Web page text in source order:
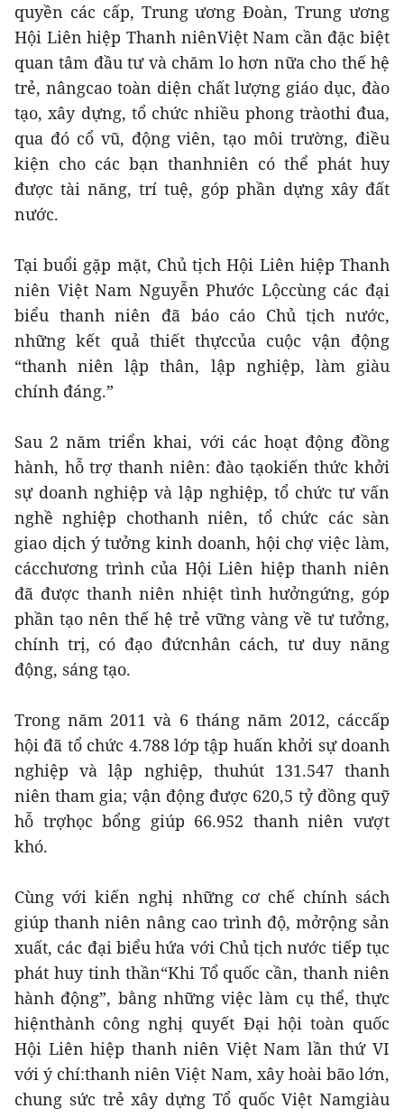
quyền các cấp, Trung ương Đoàn, Trung ương
Hội Liên hiệp Thanh niênViệt Nam cần đặc biệt
quan tâm đầu tư và chăm lo hơn nữa cho thế hệ
trẻ, nângcao toàn diện chất lượng giáo dục, đào
tạo, xây dựng, tổ chức nhiều phong tràothi đua,
qua đó cổ vũ, động viên, tạo môi trường, điều
kiện cho các bạn thanhniên có thể phát huy
được tài năng, trí tuệ, góp phần dựng xây đất
nước.
Tại buổi gặp mặt, Chủ tịch Hội Liên hiệp Thanh
niên Việt Nam Nguyễn Phước Lộccùng các đại
biểu thanh niên đã báo cáo Chủ tịch nước,
những kết quả thiết thựccủa cuộc vận động
“thanh niên lập thân, lập nghiệp, làm giàu
chính đáng.”
Sau 2 năm triển khai, với các hoạt động đồng
hành, hỗ trợ thanh niên: đào tạokiến thức khởi
sự doanh nghiệp và lập nghiệp, tổ chức tư vấn
nghề nghiệp chothanh niên, tổ chức các sàn
giao dịch ý tưởng kinh doanh, hội chợ việc làm,
cácchương trình của Hội Liên hiệp thanh niên
đã được thanh niên nhiệt tình hưởngứng, góp
phần tạo nên thế hệ trẻ vững vàng về tư tưởng,
chính trị, có đạo đứcnhân cách, tư duy năng
động, sáng tạo.
Trong năm 2011 và 6 tháng năm 2012, cáccấp
hội đã tổ chức 4.788 lớp tập huấn khởi sự doanh
nghiệp và lập nghiệp, thuhút 131.547 thanh
niên tham gia; vận động được 620,5 tỷ đồng quỹ
hỗ trợhọc bổng giúp 66.952 thanh niên vượt
khó.
Cùng với kiến nghị những cơ chế chính sách
giúp thanh niên nâng cao trình độ, mởrộng sản
xuất, các đại biểu hứa với Chủ tịch nước tiếp tục
phát huy tinh thần“Khi Tổ quốc cần, thanh niên
hành động”, bằng những việc làm cụ thể, thực
hiệnthành công nghị quyết Đại hội toàn quốc
Hội Liên hiệp thanh niên Việt Nam lần thứ VI
với ý chí:thanh niên Việt Nam, xây hoài bão lớn,
chung sức trẻ xây dựng Tổ quốc Việt Namgiàu